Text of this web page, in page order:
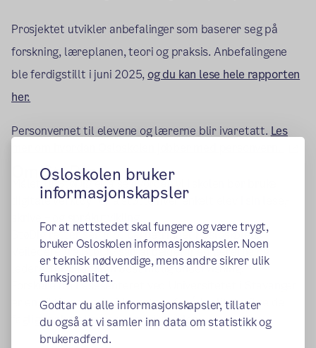
Osloskolen bruker
informasjonskapsler
For at nettstedet skal fungere og være trygt,
bruker Osloskolen informasjonskapsler. Noen
er teknisk nødvendige, mens andre sikrer ulik
funksjonalitet.
Godtar du alle informasjonskapsler, tillater
du også at vi samler inn data om statistikk og
brukeradferd.
Prosjektet utvikler anbefalinger som baserer seg på
forskning, læreplanen, teori og praksis. Anbefalingene
ble ferdigstillt i juni 2025,og du kan lese hele rapporten
her.
Personvernet til elevene og lærerne blir ivaretatt. Les
Om StøDig
Målet til StøDig er å se hvordan vi i skolen bør bruke
digitale verktøy for å støtte hver enkelt elev i sin lese,-
StøDig retter seg mot barnetrinnet i Osloskolen.
Veiledere fra StøDig samarbeider med lærerne og
ledere, for å få til en best mulig undervisning.
Forskere fra Lesesenteret ved Universitetet i Stavanger
er en viktig samarbeidspartner for å kvalitetssikre de
faglige anbefalingene som vi utvikler.